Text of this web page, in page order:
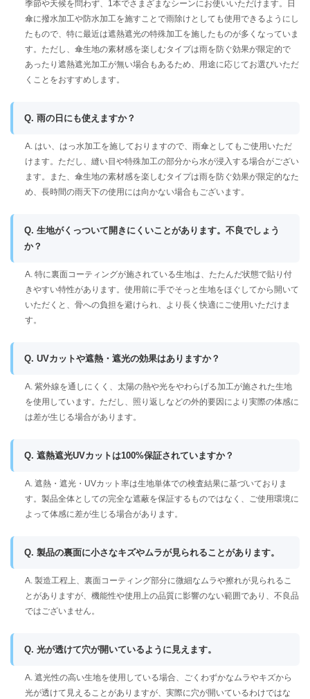
季節や天候を問わず、1本でさまざまなシーンにお使いいただけます。日
傘に撥水加工や防水加工を施すことで雨除けとしても使用できるようにし
たもので、特に最近は遮熱遮光の特殊加工を施したものが多くなっていま
す。ただし、傘生地の素材感を楽しむタイプは雨を防ぐ効果が限定的で
あったり遮熱遮光加工が無い場合もあるため、用途に応じてお選びいただ
くことをおすすめします。
Q. 雨の日にも使えますか？
A. はい、はっ水加工を施しておりますので、雨傘としてもご使用いただ
けます。ただし、縫い目や特殊加工の部分から水が浸入する場合がござい
ます。また、傘生地の素材感を楽しむタイプは雨を防ぐ効果が限定的なた
め、長時間の雨天下の使用には向かない場合もございます。
Q. 生地がくっついて開きにくいことがあります。不良でしょう
か？
A. 特に裏面コーティングが施されている生地は、たたんだ状態で貼り付
きやすい特性があります。使用前に手でそっと生地をほぐしてから開いて
いただくと、骨への負担を避けられ、より長く快適にご使用いただけま
す。
Q. UVカットや遮熱・遮光の効果はありますか？
A. 紫外線を通しにくく、太陽の熱や光をやわらげる加工が施された生地
を使用しています。ただし、照り返しなどの外的要因により実際の体感に
は差が生じる場合があります。
Q. 遮熱遮光UVカットは100%保証されていますか？
A. 遮熱・遮光・UVカット率は生地単体での検査結果に基づいておりま
す。製品全体としての完全な遮蔽を保証するものではなく、ご使用環境に
よって体感に差が生じる場合があります。
Q. 製品の裏面に小さなキズやムラが見られることがあります。
A. 製造工程上、裏面コーティング部分に微細なムラや擦れが見られるこ
とがありますが、機能性や使用上の品質に影響のない範囲であり、不良品
ではございません。
Q. 光が透けて穴が開いているように見えます。
A. 遮光性の高い生地を使用している場合、ごくわずかなムラやキズから
光が透けて見えることがありますが、実際に穴が開いているわけではな